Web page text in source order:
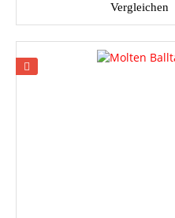
Vergleichen